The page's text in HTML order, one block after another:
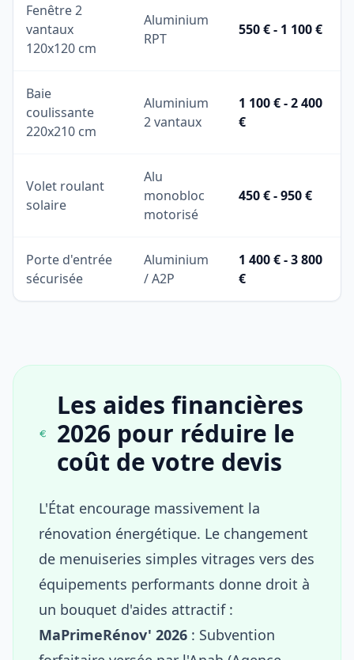
Fenêtre 2
vantaux
120x120 cm
Aluminium
RPT
550 € - 1 100 €
Baie
coulissante
220x210 cm
Aluminium
2 vantaux
1 100 € - 2 400
€
Volet roulant
solaire
Alu
monobloc
motorisé
450 € - 950 €
Porte d'entrée
sécurisée
Aluminium
/ A2P
1 400 € - 3 800
€
Les aides financières
2026 pour réduire le
coût de votre devis
L'État encourage massivement la
rénovation énergétique. Le changement
de menuiseries simples vitrages vers des
équipements performants donne droit à
un bouquet d'aides attractif :
MaPrimeRénov' 2026 : Subvention